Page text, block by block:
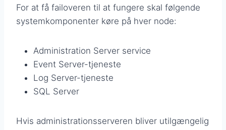
For at få failoveren til at fungere skal følgende
systemkomponenter køre på hver node:
Administration Server service
Event Server-tjeneste
Log Server-tjeneste
SQL Server
Hvis administrationsserveren bliver utilgængelig